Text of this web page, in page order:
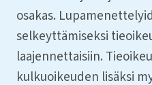
osakas.
selkeyttämiseksi
laajennettaisiin.
kulkuoikeuden lisäksi